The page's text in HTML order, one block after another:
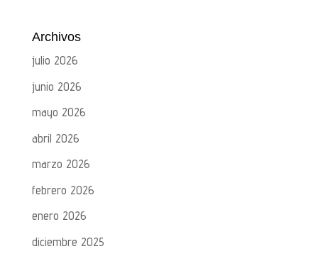
Archivos
julio 2026
junio 2026
mayo 2026
abril 2026
marzo 2026
febrero 2026
enero 2026
diciembre 2025